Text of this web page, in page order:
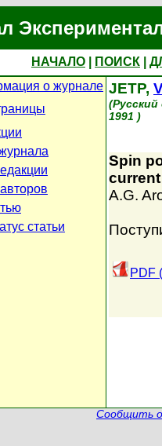
НАЧАЛО ПОИСК
о журнале
статьи
JETP,
1991 )
Spin
current
A.G.
PDF
Сообщить о